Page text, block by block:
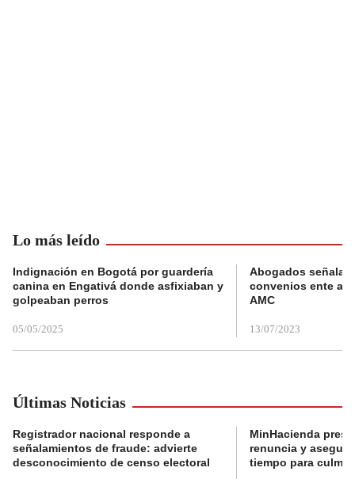
Lo más leído
Indignación en Bogotá por guardería
canina en Engativá donde asfixiaban y
golpeaban perros
05/05/2025
Abogados
convenios ente
AMC
13/07/2023
Últimas Noticias
Registrador nacional responde a
señalamientos de fraude: advierte
desconocimiento de censo electoral
MinHacienda
renuncia y
tiempo para